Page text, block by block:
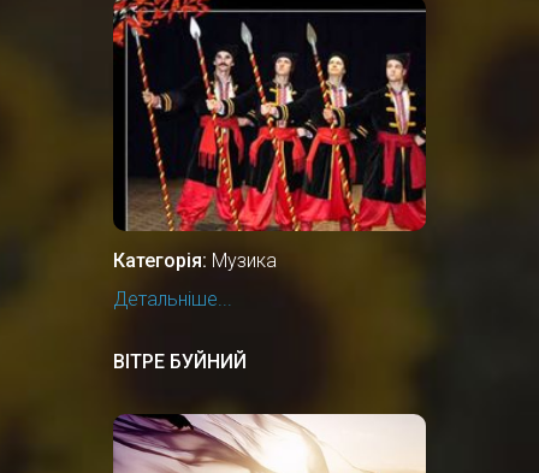
Категорія: Музика
Детальніше...
ВІТРЕ БУЙНИЙ